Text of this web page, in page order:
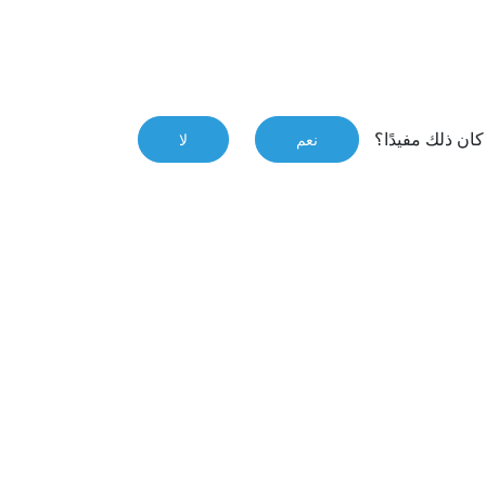
ذلك مفيدًا؟ نعم لا